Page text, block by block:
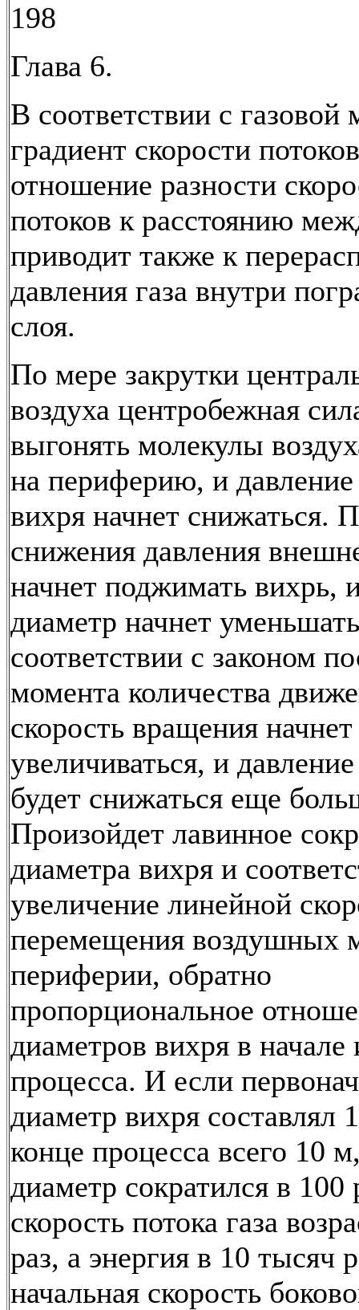
198
Глава 6.
В соответствии с газовой
градиент скорости
отношение разности
потоков к расстоянию
приводит также к
давления газа внутри
слоя.
По мере закрутки
воздуха центробежная
выгонять молекулы
на периферию, и давление
вихря начнет снижаться.
снижения давления
начнет поджимать вихрь,
диаметр начнет
соответствии с законом
момента количества
скорость вращения начнет
увеличиваться, и
будет снижаться еще
Произойдет лавинное
диаметра вихря и
увеличение линейной
перемещения воздушных
периферии, обратно
пропорциональное
диаметров вихря в начале
процесса. И если
диаметр вихря составлял
конце процесса всего 10
диаметр сократился в 100
скорость потока газа
раз, а энергия в 10 тысяч
начальная скорость